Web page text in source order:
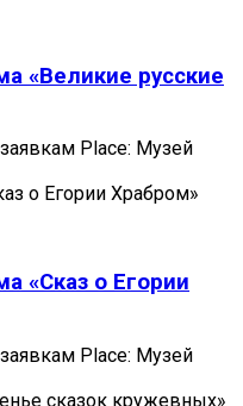
«Великие русские
Place: Музей
о Егории Храбром»
«Сказ о Егории
Place: Музей
сказок кружевных»